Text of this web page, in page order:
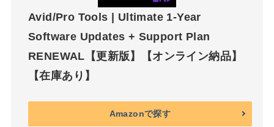
Avid/Pro Tools | Ultimate 1-Year
Software Updates + Support Plan
RENEWAL【更新版】【オンライン納品】
【在庫あり】
Amazonで探す